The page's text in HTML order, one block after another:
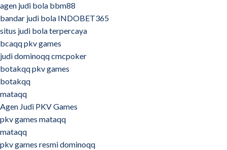
agen judi bola bbm88
bandar judi bola INDOBET365
situs judi bola terpercaya
bcaqq pkv games
judi dominoqq cmcpoker
botakqq pkv games
botakqq
mataqq
Agen Judi PKV Games
pkv games mataqq
mataqq
pkv games resmi dominoqq